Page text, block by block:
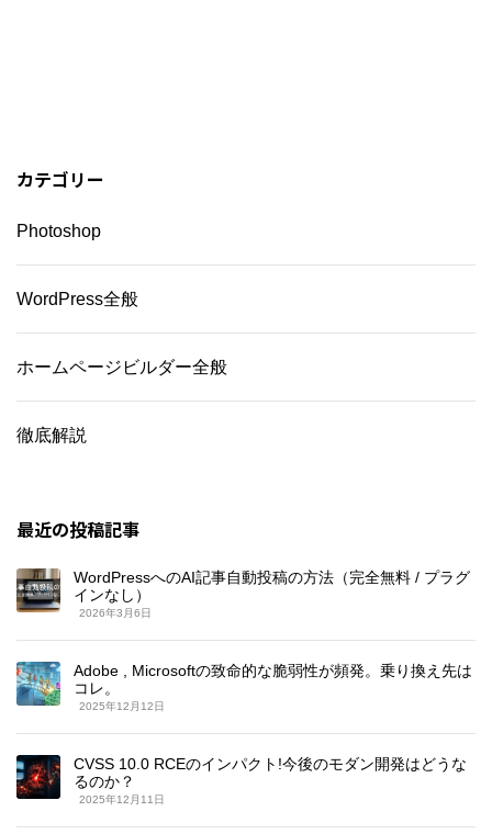
カテゴリー
Photoshop
WordPress全般
ホームページビルダー全般
徹底解説
最近の投稿記事
WordPressへのAI記事自動投稿の方法（完全無料 / プラグ
インなし）
2026年3月6日
Adobe , Microsoftの致命的な脆弱性が頻発。乗り換え先は
コレ。
2025年12月12日
CVSS 10.0 RCEのインパクト!今後のモダン開発はどうな
るのか？
2025年12月11日